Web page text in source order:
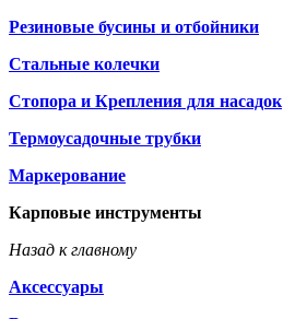
Резиновые бусины и отбойники
Стальные колечки
Стопора и Крепления для насадок
Термоусадочные трубки
Маркерование
Карповые инструменты
Назад к главному
Аксессуары